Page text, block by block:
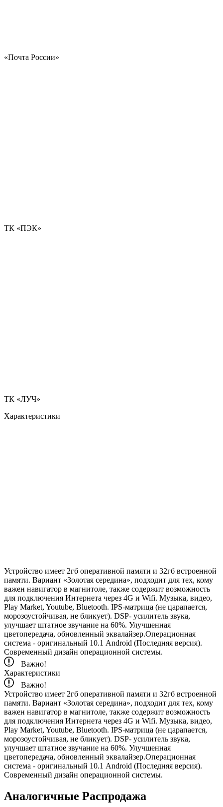
«Почта России»
ТК «ПЭК»
ТК «ЛУЧ»
Характеристики
Устройство имеет 2гб оперативной памяти и 32гб встроенной
памяти. Вариант «Золотая середина», подходит для тех, кому
важен навигатор в магнитоле, также содержит возможность
для подключения Интернета через 4G и Wifi. Музыка, видео,
Play Market, Youtube, Bluetooth. IPS-матрица (не царапается,
морозоустойчивая, не бликует). DSP- усилитель звука,
улучшает штатное звучание на 60%. Улучшенная
цветопередача, обновленный эквалайзер.Операционная
система - оригинальный 10.1 Android (Последняя версия).
Современный дизайн операционной системы.
Важно!
Характеристики
Важно!
Устройство имеет 2гб оперативной памяти и 32гб встроенной
памяти. Вариант «Золотая середина», подходит для тех, кому
важен навигатор в магнитоле, также содержит возможность
для подключения Интернета через 4G и Wifi. Музыка, видео,
Play Market, Youtube, Bluetooth. IPS-матрица (не царапается,
морозоустойчивая, не бликует). DSP- усилитель звука,
улучшает штатное звучание на 60%. Улучшенная
цветопередача, обновленный эквалайзер.Операционная
система - оригинальный 10.1 Android (Последняя версия).
Современный дизайн операционной системы.
Аналогичные Распродажа